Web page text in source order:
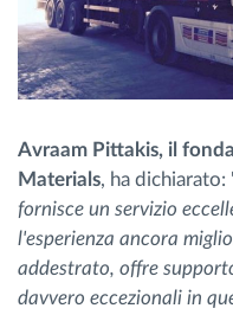
Avraam Pittakis, il
Materials, ha dichiarato:
fornisce un servizio
l'esperienza ancora
addestrato, offre
davvero eccezionali in